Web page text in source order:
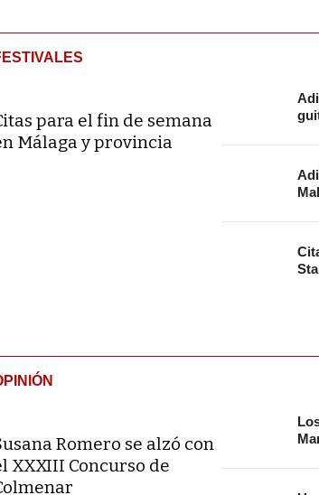
para el fin de semana
Málaga y provincia
Romero se alzó con
XXXIII Concurso de